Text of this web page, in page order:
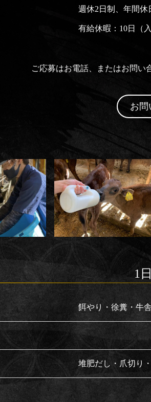
週休2日制、年間休
有給休暇：10日（
ご応募はお電話、またはお問い
お問
1
餌やり・徐糞・牛
堆肥だし・爪切り